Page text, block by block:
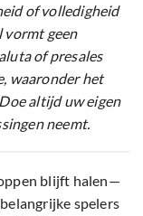
of volledigheid
vormt geen
of presales
waaronder het
altijd uw eigen
neemt.
blijft halen—
spelers